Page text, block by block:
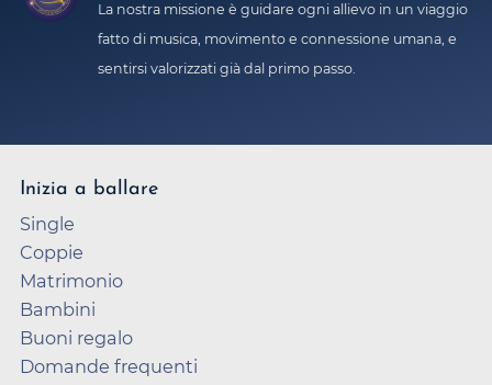
La nostra missione è guidare ogni allievo in un viaggio
fatto di musica, movimento e connessione umana, e
sentirsi valorizzati già dal primo passo.
Inizia a ballare
Single
Coppie
Matrimonio
Bambini
Buoni regalo
Domande frequenti